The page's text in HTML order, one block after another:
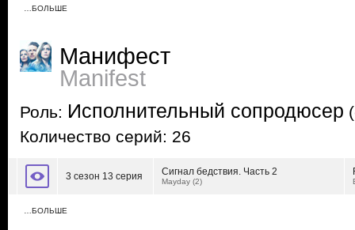
…БОЛЬШЕ
Манифест
Manifest
Роль: Исполнительный сопродюсер
Количество серий: 26
3 сезон 13 серия Сигнал бедствия. Часть 2
Mayday (2)
…БОЛЬШЕ